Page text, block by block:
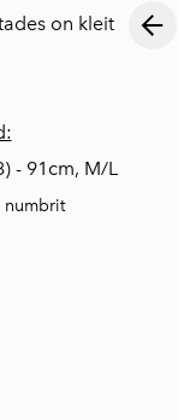
on kleit
- 91cm, M/L
numbrit